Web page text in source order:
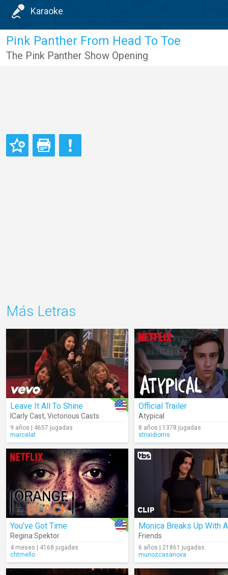
Karaoke
Pink Panther From Head To Toe
The Pink Panther Show Opening
Más Letras
Leave It All To Shine
ICarly Cast, Victorious Casts
9 años | 4657 jugadas
marcelat
Official Trailer
Atypical
8 años | 1378 jugadas
strixidioms
You've Got Time
Regina Spektor
4 meses | 4168 jugadas
chtmello
Friends
6 años | 21861 jugadas
munozcasanova